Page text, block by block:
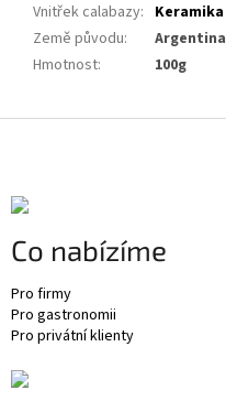
Vnitřek calabazy: Keramika
Země původu:
Argentina
Hmotnost: 100g
Co nabízíme
Pro firmy
Pro gastronomii
Pro privátní klienty